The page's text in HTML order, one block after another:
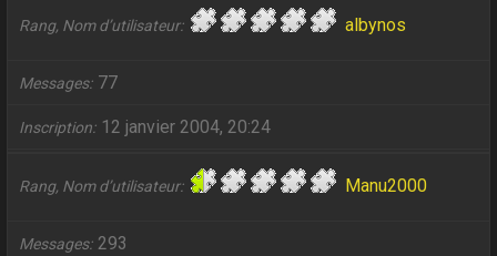
Rang, Nom d’utilisateur albynos
Messages 77
Inscription 12 janvier 2004, 20:24
Rang, Nom d’utilisateur Manu2000
Messages 293